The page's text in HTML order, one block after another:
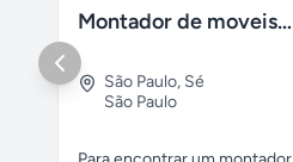
Montador de moveis zona sul moema, vila mariana
São Paulo, Sé
São Paulo